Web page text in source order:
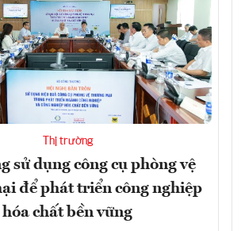
Thị trường
sử dụng công cụ phòng vệ
để phát triển công nghiệp
hóa chất bền vững